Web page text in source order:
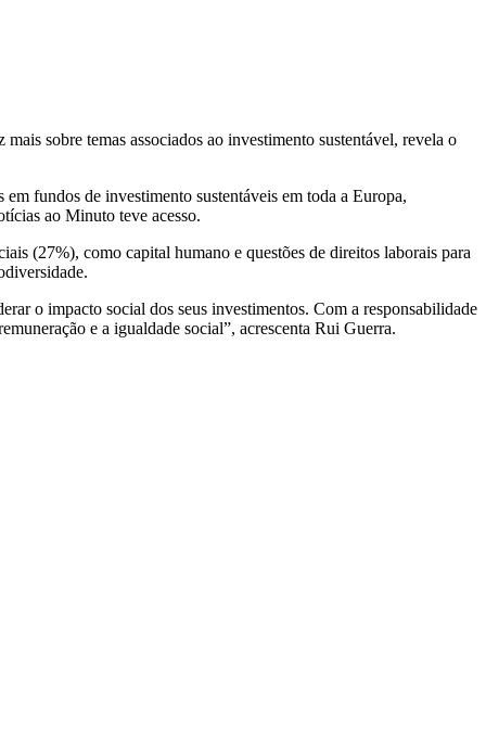
sobre temas associados ao investimento sustentável, revela o
fundos de investimento sustentáveis em toda a Europa,
ao Minuto teve acesso.
(27%), como capital humano e questões de direitos laborais para
o impacto social dos seus investimentos. Com a responsabilidade
e a igualdade social”, acrescenta Rui Guerra.